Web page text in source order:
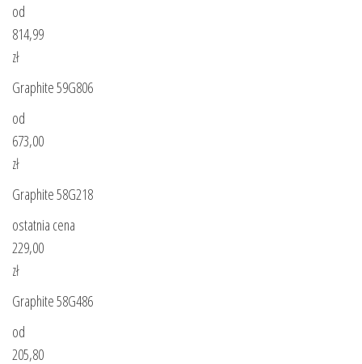
od
814,99
zł
Graphite 59G806
od
673,00
zł
Graphite 58G218
ostatnia cena
229,00
zł
Graphite 58G486
od
205,80